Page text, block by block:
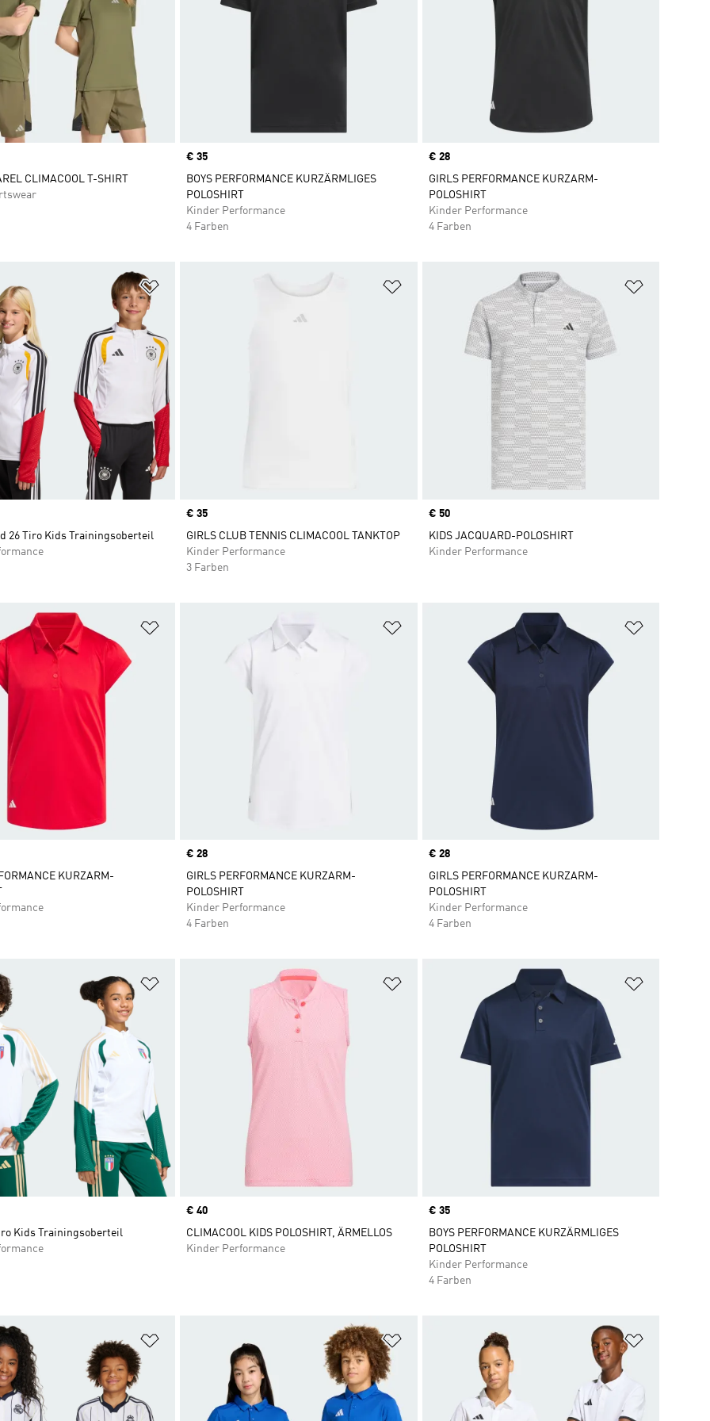
CLIMACOOL T-SHIRT
Price
€ 35
BOYS PERFORMANCE KURZÄRMLIGES
POLOSHIRT
Kinder Performance
4 Farben
Price
€ 28
GIRLS PERFORMANCE KURZARM-
POLOSHIRT
Kinder Performance
4 Farben
hinzufügen Zur Wunschliste hinzufügen
26 Tiro Kids Trainingsoberteil
Zur Wunschliste hinzufügen
Price
€ 35
GIRLS CLUB TENNIS CLIMACOOL TANKTOP
Kinder Performance
3 Farben
Price
€ 50
KIDS JACQUARD-POLOSHIRT
Kinder Performance
hinzufügen Zur Wunschliste hinzufügen
KURZARM-
Zur Wunschliste hinzufügen
Price
€ 28
GIRLS PERFORMANCE KURZARM-
POLOSHIRT
Kinder Performance
4 Farben
Price
€ 28
GIRLS PERFORMANCE KURZARM-
POLOSHIRT
Kinder Performance
4 Farben
hinzufügen Zur Wunschliste hinzufügen
Kids Trainingsoberteil
Zur Wunschliste hinzufügen
Price
€ 40
CLIMACOOL KIDS POLOSHIRT, ÄRMELLOS
Kinder Performance
Price
€ 35
BOYS PERFORMANCE KURZÄRMLIGES
POLOSHIRT
Kinder Performance
4 Farben
hinzufügen Zur Wunschliste hinzufügen